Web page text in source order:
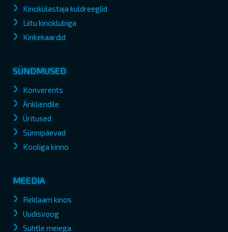
Kinokülastaja kuldreeglid
Liitu kinoklubiga
Kinkekaardid
SÜNDMUSED
Konverents
Ärikliendile
Üritused
Sünnipäevad
Kooliga kinno
MEEDIA
Reklaam kinos
Uudisvoog
Suhtle meiega